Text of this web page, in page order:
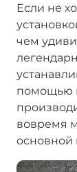
Если не
чем
помощью
вовремя
основной